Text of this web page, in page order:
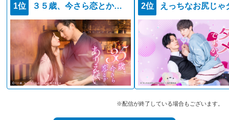
1位 ３５歳、今さら恋とかありえない 2位
※配信が終了している場合もございます。